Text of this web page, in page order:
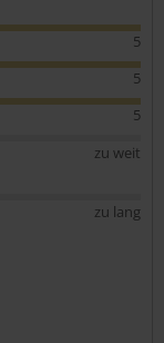
5
5
5
zu weit
zu lang